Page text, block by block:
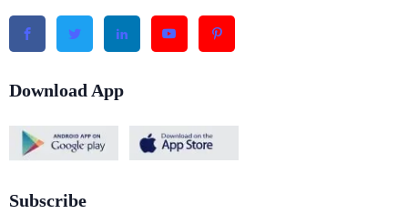
Download App
Subscribe